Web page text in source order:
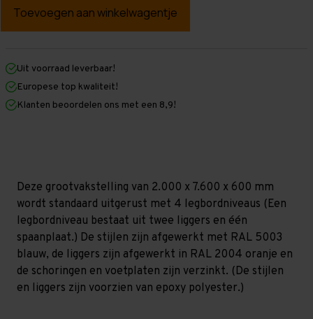
Grootvakstelling
mm
mm
x
600
mm
Grootvakstelling
mm
mm
600
mm
Uit voorraad leverbaar!
Europese top kwaliteit!
Klanten beoordelen ons met een 8,9!
Deze grootvakstelling van 2.000 x 7.600 x 600 mm
wordt standaard uitgerust met 4 legbordniveaus (Een
legbordniveau bestaat uit twee liggers en één
spaanplaat.) De stijlen zijn afgewerkt met RAL 5003
blauw, de liggers zijn afgewerkt in RAL 2004 oranje en
de schoringen en voetplaten zijn verzinkt. (De stijlen
en liggers zijn voorzien van epoxy polyester.)